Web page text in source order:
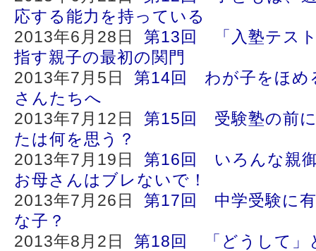
応する能力を持っている
2013年6月28日 第13回 「入塾テス
指す親子の最初の関門
2013年7月5日 第14回 わが子をほめ
さんたちへ
2013年7月12日 第15回 受験塾の前
たは何を思う？
2013年7月19日 第16回 いろんな親
お母さんはブレないで！
2013年7月26日 第17回 中学受験に
な子？
2013年8月2日 第18回 「どうして」